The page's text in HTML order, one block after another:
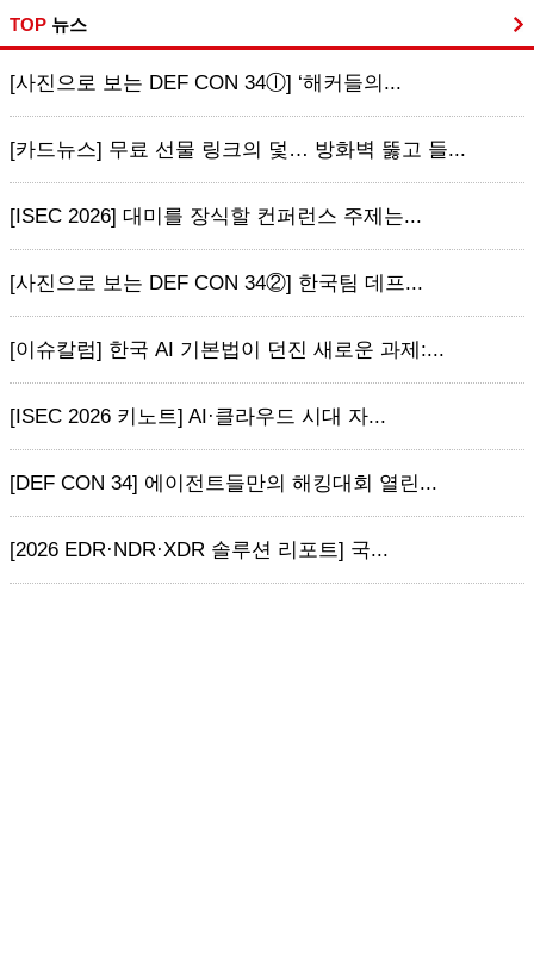
TOP 뉴스
[사진으로 보는 DEF CON 34ⓛ] ‘해커들의...
[카드뉴스] 무료 선물 링크의 덫… 방화벽 뚫고 들...
[ISEC 2026] 대미를 장식할 컨퍼런스 주제는...
[사진으로 보는 DEF CON 34②] 한국팀 데프...
[이슈칼럼] 한국 AI 기본법이 던진 새로운 과제:...
[ISEC 2026 키노트] AI·클라우드 시대 자...
[DEF CON 34] 에이전트들만의 해킹대회 열린...
[2026 EDR·NDR·XDR 솔루션 리포트] 국...